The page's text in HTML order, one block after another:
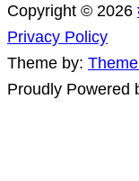
Copyright © 2026
Privacy Policy
Theme by:
Proudly Powered